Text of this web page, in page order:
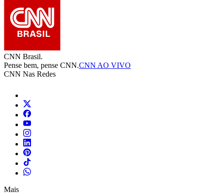
CNN Brasil.
Pense bem, pense CNN.CNN AO VIVO
CNN Nas Redes
Mais